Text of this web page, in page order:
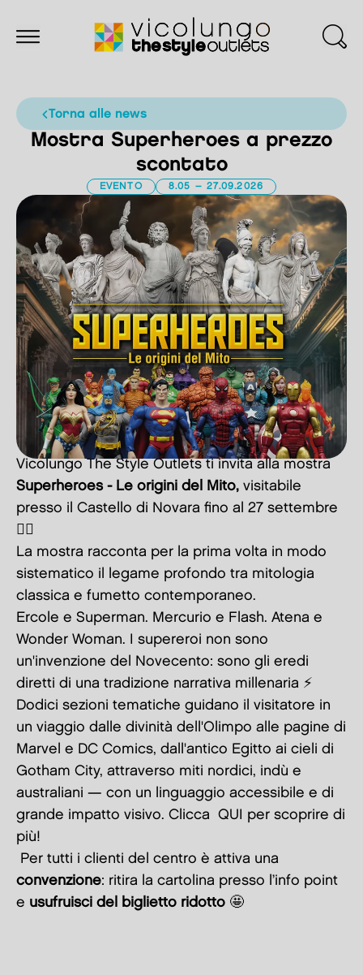
torna alle news
Mostra Superheroes a prezzo
scontato
EVENTO 8.05 – 27.09.2026
Vicolungo The Style Outlets ti invita alla mostra
Superheroes - Le origini del Mito, visitabile
presso il Castello di Novara fino al 27 settembre
La mostra racconta per la prima volta in modo
sistematico il legame profondo tra mitologia
classica e fumetto contemporaneo.
Ercole e Superman. Mercurio e Flash. Atena e
Wonder Woman. I supereroi non sono
un'invenzione del Novecento: sono gli eredi
diretti di una tradizione narrativa millenaria ⚡
Dodici sezioni tematiche guidano il visitatore in
un viaggio dalle divinità dell'Olimpo alle pagine di
Marvel e DC Comics, dall'antico Egitto ai cieli di
Gotham City, attraverso miti nordici, indù e
australiani — con un linguaggio accessibile e di
grande impatto visivo. Clicca QUI
per scoprire di
più!
Per tutti i clienti del centro è attiva una
convenzione: ritira la cartolina presso l’info point
e usufruisci del biglietto ridotto 🤩